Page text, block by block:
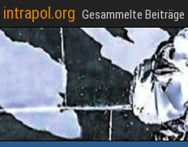
intrapol.org Gesammelte